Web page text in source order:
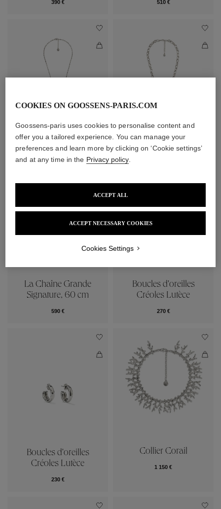
390 € 510 €
La Chaîne Signature, 60
cm
550 €
La Chaîne Lutèce, 60
cm
La Chaîne Grande
Signature, 60 cm
590 €
Boucles d'oreilles
Créoles Lutèce
270 €
Boucles d'oreilles
Créoles Lutèce
230 €
Collier Corail
1 150 €
COOKIES ON GOOSSENS-PARIS.COM
Goossens-paris uses cookies to personalise content and
offer you a tailored experience. You can manage your
preferences and learn more by clicking on ‘Cookie settings’
and at any time in the Privacy policy.
ACCEPT NECESSARY COOKIES
ACCEPT ALL
Cookies Settings